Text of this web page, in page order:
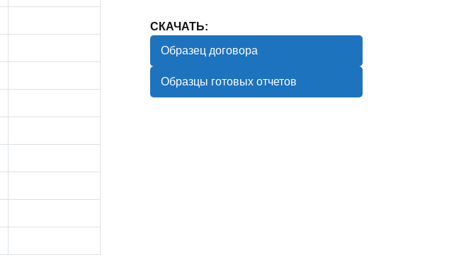
СКАЧАТЬ:
Образец договора
Образцы готовых отчетов